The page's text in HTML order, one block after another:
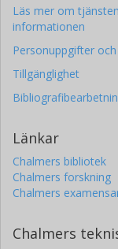
Läs mer om
informationen
Personuppgifter
Tillgänglighet
Länkar
Chalmers bibliotek
Chalmers forskning
Chalmers
Chalmers